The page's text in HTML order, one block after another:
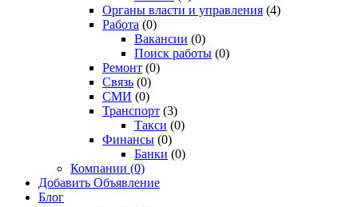
Органы власти и управления (4)
Работа (0)
Вакансии (0)
Поиск работы (0)
Ремонт (0)
Связь (0)
СМИ (0)
Транспорт (3)
Такси (0)
Финансы (0)
Банки (0)
Компании (0)
Добавить Объявление
Блог